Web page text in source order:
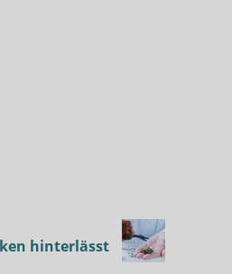
hinterlässt